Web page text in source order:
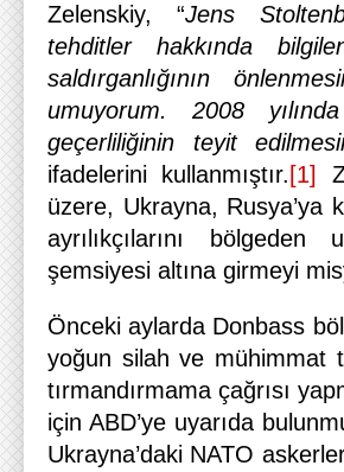
Zelenskiy, “Jens
tehditler hakkında
saldırganlığının
umuyorum. 2008
geçerliliğinin teyit
ifadelerini kullanmıştır. [1]
üzere, Ukrayna, Rusya’ya
ayrılıkçılarını
şemsiyesi altına girmeyi
Önceki aylarda Donbass
yoğun silah ve mühimmat
tırmandırmama çağrısı
için ABD’ye uyarıda
Ukrayna’daki NATO